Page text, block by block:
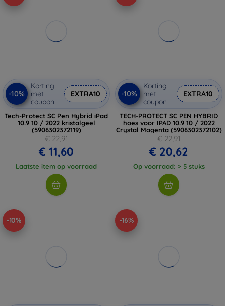
-10%
Korting
met
coupon
EXTRA10
Tech-Protect SC Pen Hybrid iPad
10.9 10 / 2022 kristalgeel
(5906302372119)
€ 22,91
€ 11,60
Laatste item op voorraad
-10%
Korting
met
coupon
EXTRA10
TECH-PROTECT SC PEN HYBRID
hoes voor IPAD 10.9 10 / 2022
Crystal Magenta (5906302372102)
€ 22,91
€ 20,62
Op voorraad: > 5 stuks
-10% -16%